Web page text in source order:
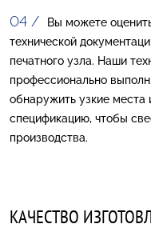
Вы можете
технической
печатного узла. Наши
профессионально
обнаружить узкие места
спецификацию, чтобы
производства.
КАЧЕСТВО